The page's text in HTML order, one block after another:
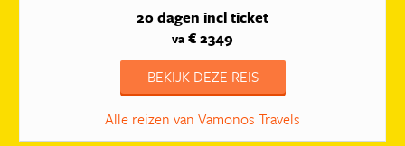
20 dagen incl ticket
va € 2349
BEKIJK DEZE REIS
Alle reizen van Vamonos Travels